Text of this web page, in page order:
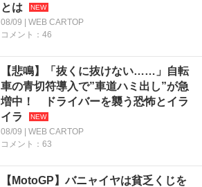
とは
08/09 | WEB CARTOP
コメント：46
【悲鳴】「抜くに抜けない……」自転
車の青切符導入で”車道ハミ出し”が急
増中！ ドライバーを襲う恐怖とイラ
イラ
08/09 | WEB CARTOP
コメント：63
【MotoGP】バニャイヤは貧乏くじを